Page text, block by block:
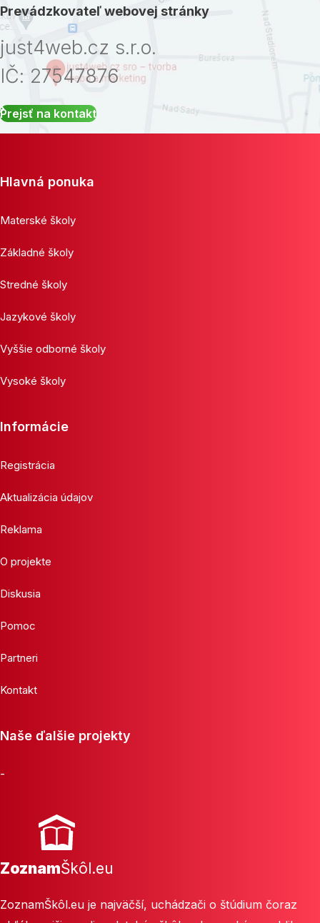
Prevádzkovateľ webovej stránky
just4web.cz s.r.o.
IČ: 27547876
Prejsť na kontakt
Hlavná ponuka
Materské školy
Základné školy
Stredné školy
Jazykové školy
Vyššie odborné školy
Vysoké školy
Informácie
Registrácia
Aktualizácia údajov
Reklama
O projekte
Diskusia
Pomoc
Partneri
Kontakt
Naše ďalšie projekty
-
ZoznamŠkôl.eu
ZoznamŠkôl.eu je najväčší, uchádzači o štúdium čoraz